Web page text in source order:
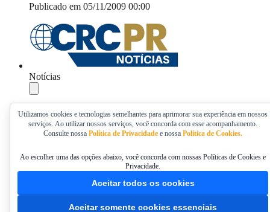
Publicado em 05/11/2009 00:00
Notícias
Compartilhar
Utilizamos cookies e tecnologias semelhantes para aprimorar sua experiência em nossos
serviços. Ao utilizar nossos serviços, você concorda com esse acompanhamento.
Consulte nossa Política de Privacidade e nossa Política de Cookies.
Ao escolher uma das opções abaixo, você concorda com nossas Políticas de Cookies e
Privacidade.
Aceitar todos os cookies
Aceitar somente cookies essenciais